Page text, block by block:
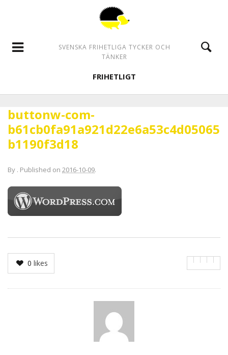
SVENSKA FRIHETLIGA TYCKER OCH
TÄNKER
FRIHETLIGT
buttonw-com-
b61cb0fa91a921d22e6a53c4d05065
b1190f3d18
By . Published on 2016-10-09.
0 likes